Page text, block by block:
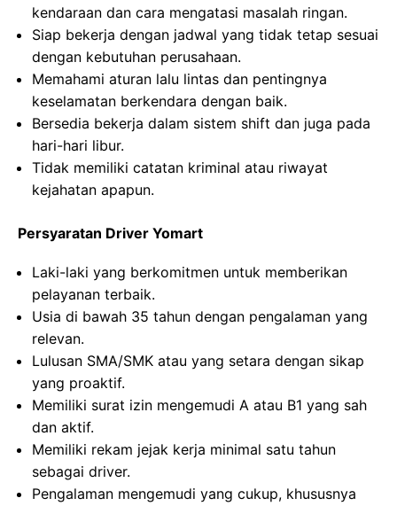
kendaraan dan cara mengatasi masalah ringan.
Siap bekerja dengan jadwal yang tidak tetap sesuai
dengan kebutuhan perusahaan.
Memahami aturan lalu lintas dan pentingnya
keselamatan berkendara dengan baik.
Bersedia bekerja dalam sistem shift dan juga pada
hari-hari libur.
Tidak memiliki catatan kriminal atau riwayat
kejahatan apapun.
Persyaratan Driver Yomart
Laki-laki yang berkomitmen untuk memberikan
pelayanan terbaik.
Usia di bawah 35 tahun dengan pengalaman yang
relevan.
Lulusan SMA/SMK atau yang setara dengan sikap
yang proaktif.
Memiliki surat izin mengemudi A atau B1 yang sah
dan aktif.
Memiliki rekam jejak kerja minimal satu tahun
sebagai driver.
Pengalaman mengemudi yang cukup, khususnya